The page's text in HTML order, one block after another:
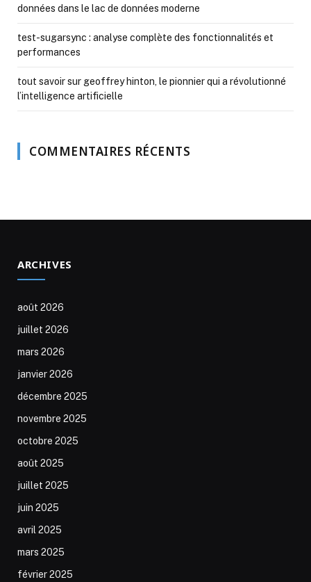
données dans le lac de données moderne
test-sugarsync : analyse complète des fonctionnalités et
performances
tout savoir sur geoffrey hinton, le pionnier qui a révolutionné
l’intelligence artificielle
COMMENTAIRES RÉCENTS
ARCHIVES
août 2026
juillet 2026
mars 2026
janvier 2026
décembre 2025
novembre 2025
octobre 2025
août 2025
juillet 2025
juin 2025
avril 2025
mars 2025
février 2025